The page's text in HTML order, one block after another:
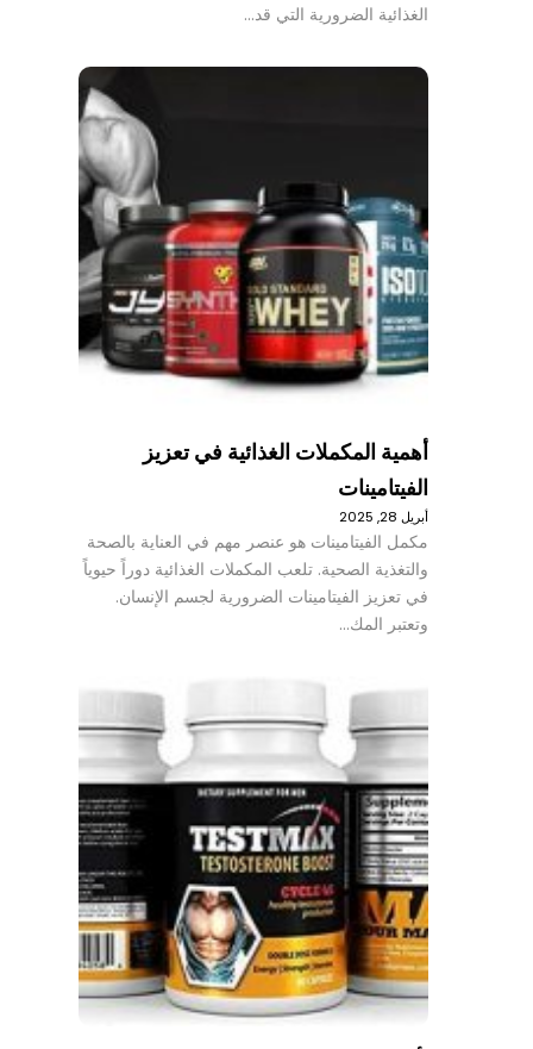
الغذائية الضرورية التي قد…
أهمية المكملات الغذائية في تعزيز
الفيتامينات
أبريل 28, 2025
مكمل الفيتامينات هو عنصر مهم في العناية بالصحة
والتغذية الصحية. تلعب المكملات الغذائية دوراً حيوياً
في تعزيز الفيتامينات الضرورية لجسم الإنسان.
وتعتبر المك…